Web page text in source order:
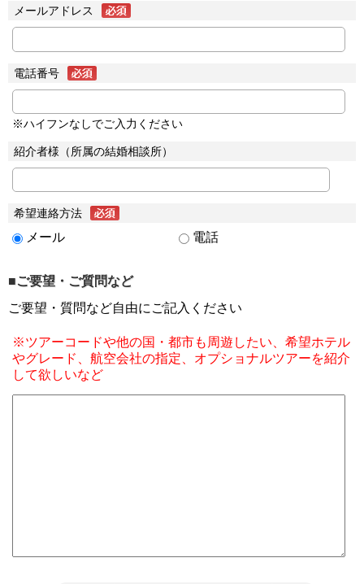
メールアドレス
電話番号
※ハイフンなしでご入力ください
紹介者様（所属の結婚相談所）
希望連絡方法
メール 電話
■ご要望・ご質問など
ご要望・質問など自由にご記入ください
※ツアーコードや他の国・都市も周遊したい、希望ホテル
やグレード、航空会社の指定、オプショナルツアーを紹介
して欲しいなど